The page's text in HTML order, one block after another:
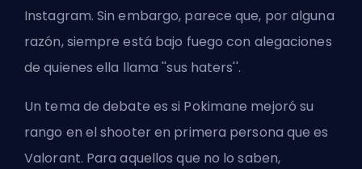
Instagram. Sin embargo, parece que, por alguna
razón, siempre está bajo fuego con alegaciones
de quienes ella llama ''sus haters''.
Un tema de debate es si Pokimane mejoró su
rango en el shooter en primera persona que es
Valorant. Para aquellos que no lo saben,